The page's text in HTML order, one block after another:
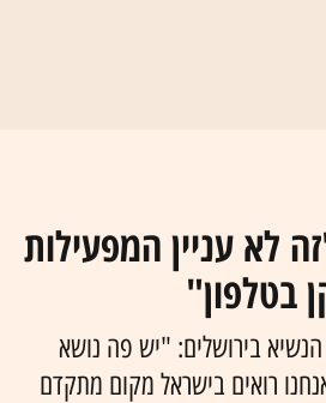
לא עניין המפעילות
בטלפון"
הנשיא בירושלים: "יש פה נושא
רואים בישראל מקום מתקדם